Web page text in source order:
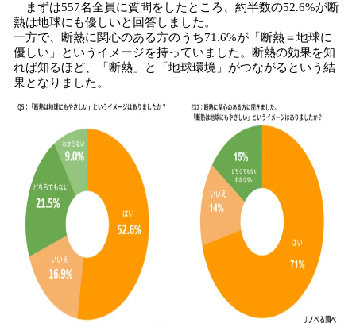
まずは557名全員に質問をしたところ、約半数の52.6%が断
熱は地球にも優しいと回答しました。
一方で、断熱に関心のある方のうち71.6%が「断熱＝地球に
優しい」というイメージを持っていました。断熱の効果を知
れば知るほど、「断熱」と「地球環境」がつながるという結
果となりました。